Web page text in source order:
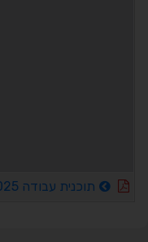
תוכנית עבודה 2025- מינהל ההנדסה.pdf